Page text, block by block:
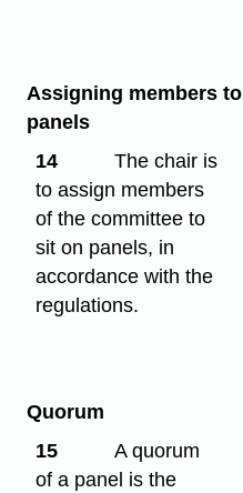
Assigning members to
panels
14
The chair is
to assign members
of the committee to
sit on panels, in
accordance with the
regulations.
Quorum
15
A quorum
of a panel is the